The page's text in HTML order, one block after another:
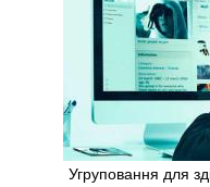
Угруповання для